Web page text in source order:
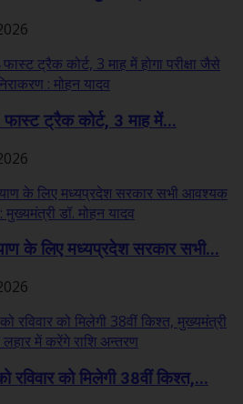
ट्रैक कोर्ट, 3 माह में...
के लिए मध्यप्रदेश सरकार सभी...
रविवार को मिलेगी 38वीं किश्त,...